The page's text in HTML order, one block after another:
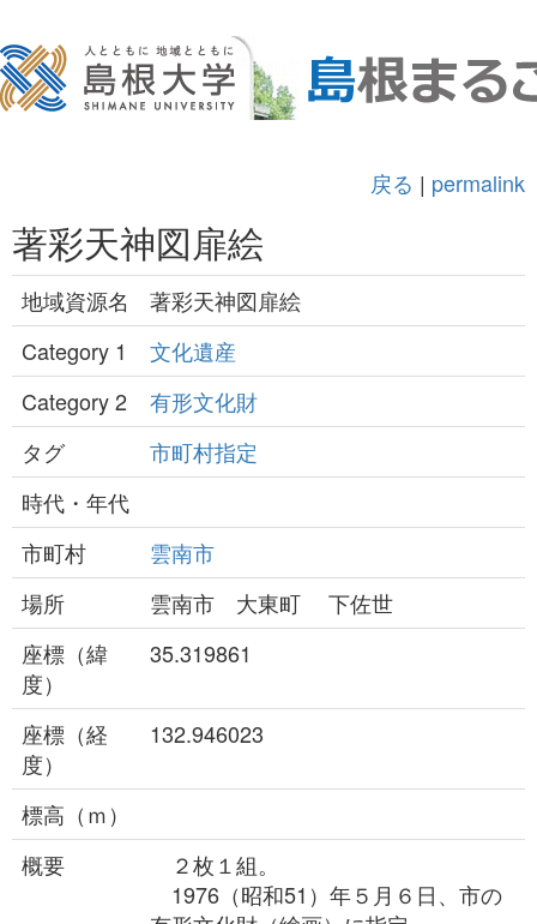
戻る | permalink
著彩天神図扉絵
地域資源名
著彩天神図扉絵
Category 1
文化遺産
Category 2
有形文化財
タグ
市町村指定
時代・年代
市町村
雲南市
場所
雲南市 大東町 下佐世
座標（緯
度）
35.319861
座標（経
度）
132.946023
標高（ｍ）
概要
２枚１組。
1976（昭和51）年５月６日、市の